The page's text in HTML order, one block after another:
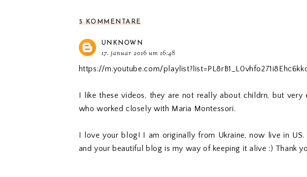
5 KOMMENTARE
UNKNOWN
17. januar 2016 um 16:48
https://m.youtube.com/
I like these videos, they are not really about childrn, but very
who worked closely with Maria Montessori.
I love your blog! I am originally from Ukraine, now live in
and your beautiful blog is my way of keeping it alive :) Thank